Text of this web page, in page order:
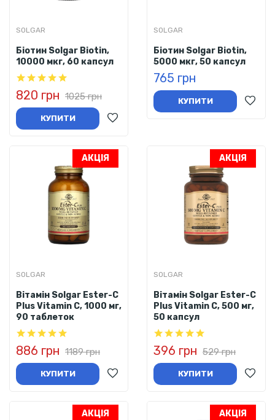
SOLGAR
Біотин Solgar Biotin,
10000 мкг, 60 капсул
820 грн 1025 грн
КУПИТИ
SOLGAR
Біотин Solgar Biotin,
5000 мкг, 50 капсул
765 грн
КУПИТИ
АКЦІЯ
SOLGAR
Вітамін Solgar Ester-C
Plus Vitamin C, 1000 мг,
90 таблеток
886 грн 1189 грн
КУПИТИ
АКЦІЯ
SOLGAR
Вітамін Solgar Ester-C
Plus Vitamin C, 500 мг,
50 капсул
396 грн 529 грн
КУПИТИ
АКЦІЯ АКЦІЯ